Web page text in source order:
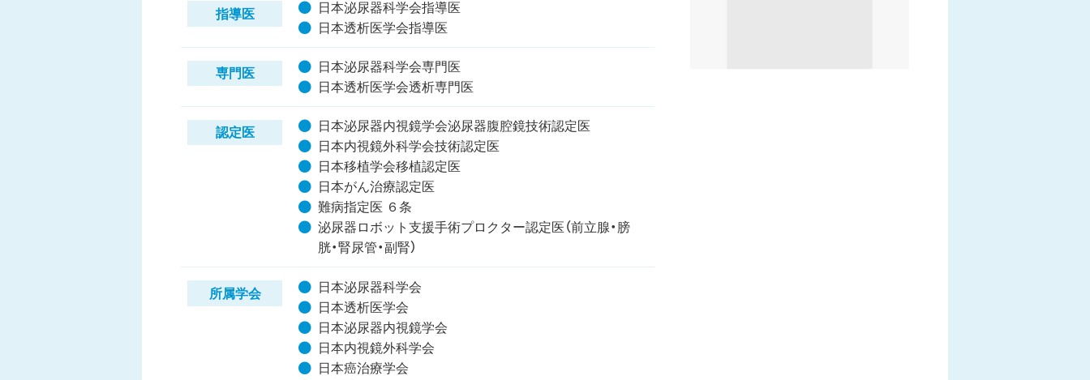
指導医
日本泌尿器科学会指導医
日本透析医学会指導医
専門医
日本泌尿器科学会専門医
日本透析医学会透析専門医
認定医
日本泌尿器内視鏡学会泌尿器腹腔鏡技術認定医
日本内視鏡外科学会技術認定医
日本移植学会移植認定医
日本がん治療認定医
難病指定医 ６条
泌尿器ロボット支援手術プロクター認定医（前立腺・膀
胱・腎尿管・副腎）
所属学会
日本泌尿器科学会
日本透析医学会
日本泌尿器内視鏡学会
日本内視鏡外科学会
日本癌治療学会